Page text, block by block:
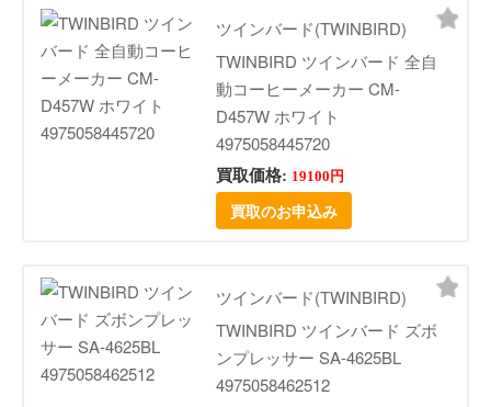
ツインバード(TWINBIRD)
TWINBIRD ツインバード 全自
動コーヒーメーカー CM-
D457W ホワイト
4975058445720
買取価格: 19100円
買取のお申込み
ツインバード(TWINBIRD)
TWINBIRD ツインバード ズボ
ンプレッサー SA-4625BL
4975058462512